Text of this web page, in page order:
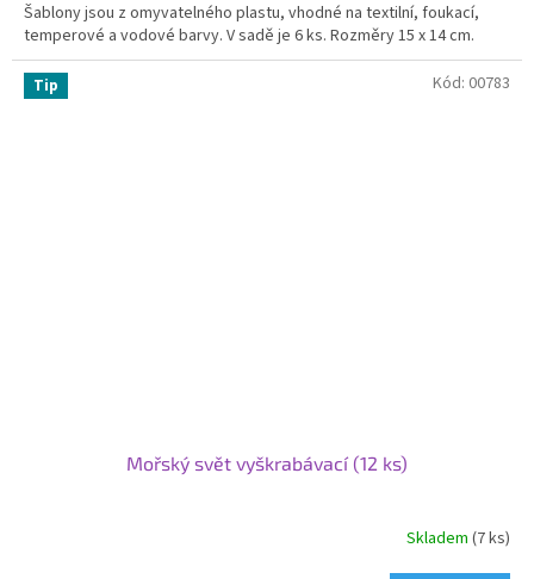
Šablony jsou z omyvatelného plastu, vhodné na textilní, foukací,
temperové a vodové barvy. V sadě je 6 ks. Rozměry 15 x 14 cm.
Tip
Mořský svět vyškrabávací (12 ks)
Skladem(7 ks)
Kód: 00783